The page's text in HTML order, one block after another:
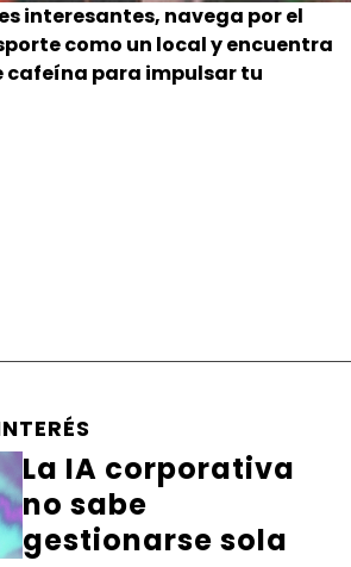
interesantes, navega por el
como un local y encuentra
cafeína para impulsar tu
La IA corporativa
no sabe
gestionarse sola